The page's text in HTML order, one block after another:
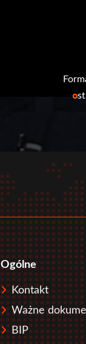
Ogólne
Kontakt
Ważne
BIP